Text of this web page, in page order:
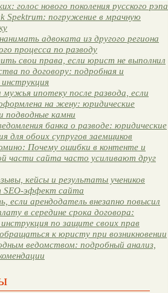
голос нового поколения русского рэпа
Spektrum: погружение в мрачную
адвоката из другого региона
процесса по разводу
свои права, если юрист не выполнил
по договору: подробная и
ипотеку после развода, если
на жену: юридические
подводные камни
банка о разводе: юридические
для обоих супругов заемщиков
Почему ошибки в контенте и
части сайта часто усиливают друг
кейсы и результаты учеников
SEO-эффект сайта
если арендодатель внезапно повысил
в середине срока договора:
по защите своих прав
к юристу при возникновении
ведомством: подробный анализ,